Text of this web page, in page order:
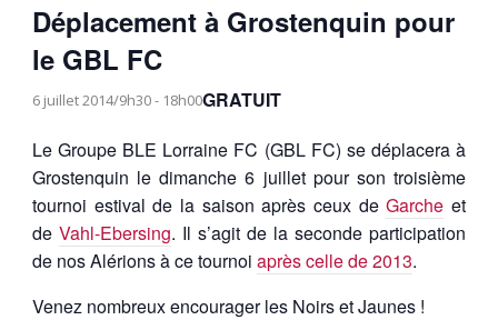
Déplacement à Grostenquin pour
le GBL FC
6 juillet 2014/9h30- 18h00GRATUIT
Le Groupe BLE Lorraine FC (GBL FC) se déplacera à
Grostenquin le dimanche 6 juillet pour son troisième
tournoi estival de la saison après ceux deGarche et
de Vahl-Ebersing. Il s’agit de la seconde participation
de nos Alérions à ce tournoi après celle de 2013.
Venez nombreux encourager les Noirs et Jaunes !